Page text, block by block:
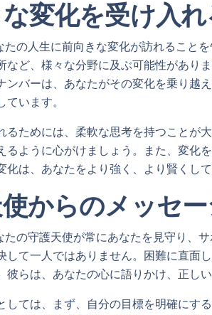
変化を受け入
たの人生に前向きな変化が訪れること
など、様々な分野に及ぶ可能性があり
ンバーは、あなたがその変化を乗り越
ています。
るためには、柔軟な思考を持つことが
るように心がけましょう。また、変化
化は、あなたをより強く、より賢くして
からのメッセ
たの守護天使が常にあなたを見守り、
して一人ではありません。困難に直面
彼らは、あなたの心に語りかけ、正し
しては、まず、自分の目標を明確にす